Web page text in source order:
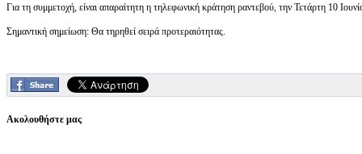
Για τη συμμετοχή, είναι απαραίτητη η τηλεφωνική κράτηση ραντεβού, την Τετάρτη 10
Σημαντική σημείωση: Θα τηρηθεί σειρά προτεραιότητας.
Ακολουθήστε μας